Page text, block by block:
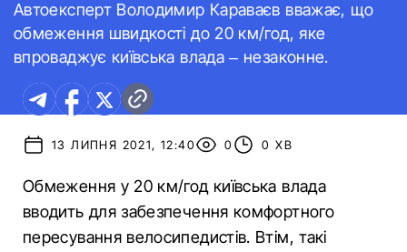
Автоексперт Володимир Караваєв вважає, що
обмеження швидкості до 20 км/год, яке
впроваджує київська влада – незаконне.
13 ЛИПНЯ 2021, 12:40 0 0 ХВ
Обмеження у 20 км/год київська влада
вводить для забезпечення комфортного
пересування велосипедистів. Втім, такі